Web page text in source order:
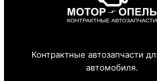
Контрактные автозапчасти
автомобиля.